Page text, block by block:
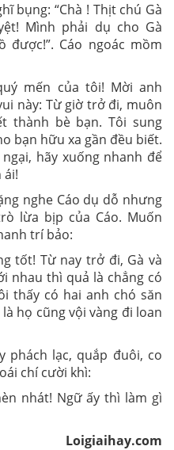
bụng: “Chà ! Thịt chú Gà
Mình phải dụ cho Gà
Cáo ngoác mồm
mến của tôi! Mời anh
này: Từ giờ trở đi, muôn
thành bè bạn. Tôi sung
bạn hữu xa gần đều biết.
hãy xuống nhanh để
ái!
nghe Cáo dụ dỗ nhưng
lừa bịp của Cáo. Muốn
trí bảo:
tốt! Từ nay trở đi, Gà và
nhau thì quả là chẳng có
thấy có hai anh chó săn
họ cũng vội vàng đi loan
phách lạc, quắp đuôi, co
chí cười khì:
nhát! Ngữ ấy thì làm gì
Loigiaihay.com